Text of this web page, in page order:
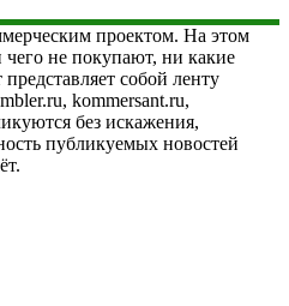
проектом. На этом
не покупают, ни какие
собой ленту
kommersant.ru,
без искажения,
публикуемых новостей